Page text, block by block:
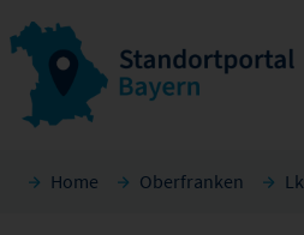
Home Oberfranken